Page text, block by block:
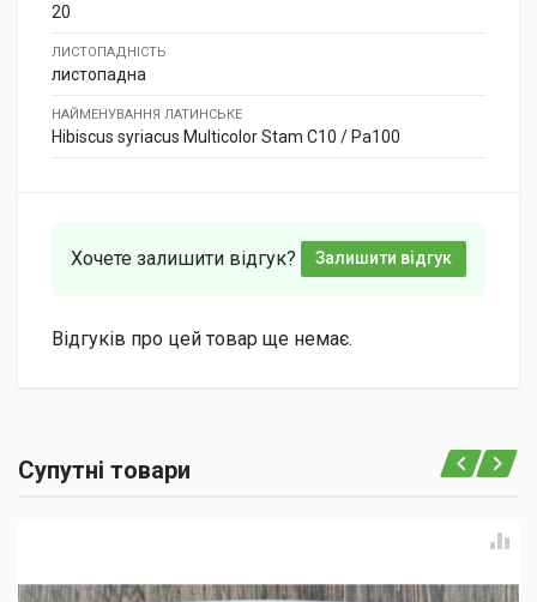
20
ЛИСТОПАДНІСТЬ
листопадна
НАЙМЕНУВАННЯ ЛАТИНСЬКЕ
Hibiscus syriacus Multicolor Stam C10 / Pa100
Хочете залишити відгук? Залишити відгук
Відгуків про цей товар ще немає.
Супутні товари